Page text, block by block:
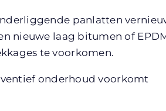
panlatten
nieuwe laag bitumen of
te voorkomen.
onderhoud voorkomt